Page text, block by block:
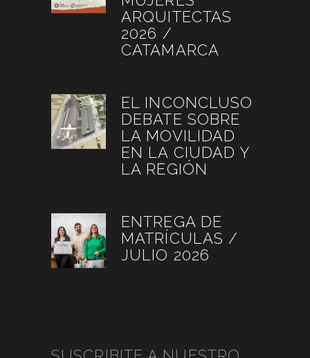
ARQUITECTAS
2026 /
CATAMARCA
EL INCONCLUSO
DEBATE SOBRE
LA MOVILIDAD
EN LA CIUDAD Y
LA REGIÓN
ENTREGA DE
MATRÍCULAS /
JULIO 2026